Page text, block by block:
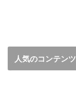
人気のコンテンツ